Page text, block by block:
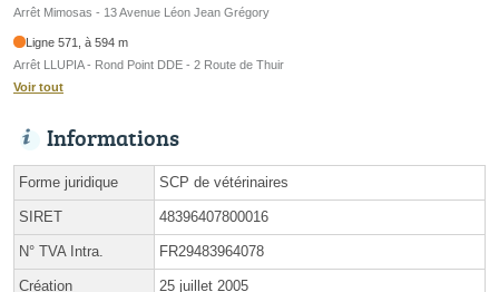
Arrêt Mimosas - 13 Avenue Léon Jean Grégory
Ligne 571, à 594 m
Arrêt LLUPIA - Rond Point DDE - 2 Route de Thuir
Voir tout
Informations
Forme juridique SCP de vétérinaires
SIRET 48396407800016
N° TVA Intra. FR29483964078
Création 25 juillet 2005